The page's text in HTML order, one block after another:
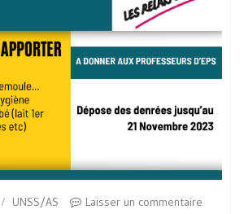
UNSS/AS Laisser un commentaire